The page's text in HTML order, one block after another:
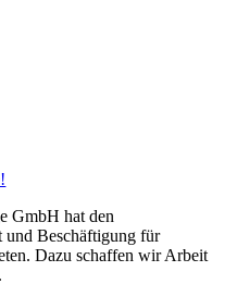
GmbH hat den
und Beschäftigung für
Dazu schaffen wir Arbeit